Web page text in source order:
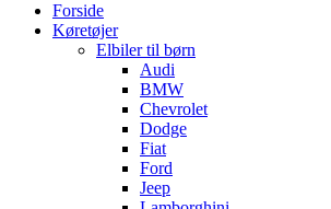
Forside
Køretøjer
Elbiler til børn
Audi
BMW
Chevrolet
Dodge
Fiat
Ford
Jeep